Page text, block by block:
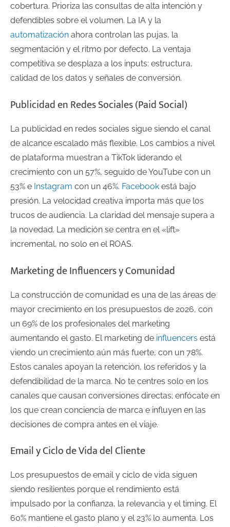
cobertura. Prioriza las consultas de alta intención y
defendibles sobre el volumen. La IA y la
automatización ahora controlan las pujas, la
segmentación y el ritmo por defecto. La ventaja
competitiva se desplaza a los inputs: estructura,
calidad de los datos y señales de conversión.
Publicidad en Redes Sociales (Paid Social)
La publicidad en redes sociales sigue siendo el canal
de alcance escalado más flexible. Los cambios a nivel
de plataforma muestran a TikTok liderando el
crecimiento con un 57%, seguido de YouTube con un
53% e Instagram con un 46%. Facebook está bajo
presión. La velocidad creativa importa más que los
trucos de audiencia. La claridad del mensaje supera a
la novedad. La medición se centra en el «lift»
incremental, no solo en el ROAS.
Marketing de Influencers y Comunidad
La construcción de comunidad es una de las áreas de
mayor crecimiento en los presupuestos de 2026, con
un 69% de los profesionales del marketing
aumentando el gasto. El marketing de influencers está
viendo un crecimiento aún más fuerte, con un 78%.
Estos canales apoyan la retención, los referidos y la
defendibilidad de la marca. No te centres solo en los
canales que causan conversiones directas; enfócate en
los que crean conciencia de marca e influyen en las
decisiones de compra antes en el viaje.
Email y Ciclo de Vida del Cliente
Los presupuestos de email y ciclo de vida siguen
siendo resilientes porque el rendimiento está
impulsado por la confianza, la relevancia y el timing. El
60% mantiene el gasto plano y el 23% lo aumenta. Los